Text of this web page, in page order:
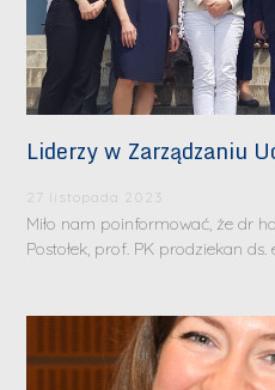
Liderzy w Zarządzaniu
27 listopada 2023
Miło nam poinformować, że dr
Postołek, prof. PK prodziekan ds.